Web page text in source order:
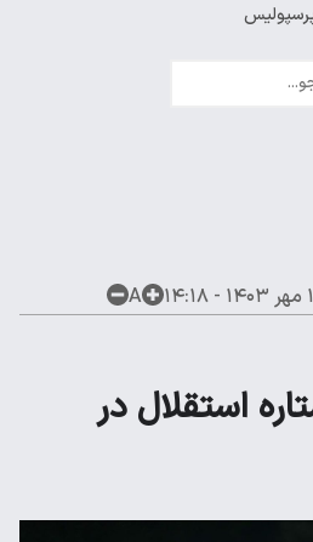
قهرمانان
A
استقلال در